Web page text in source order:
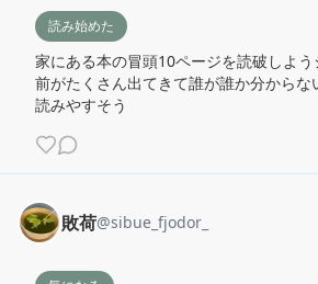
読み始めた
家にある本の冒頭10ページを読破しよ
前がたくさん出てきて誰が誰か分から
読みやすそう
敗荷@sibue_fjodor_